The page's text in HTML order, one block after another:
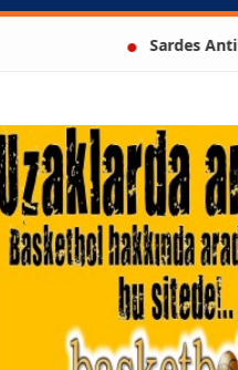
Sardes Antik
A. BAHRİ